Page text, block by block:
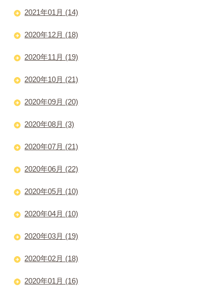
2021年01月 (14)
2020年12月 (18)
2020年11月 (19)
2020年10月 (21)
2020年09月 (20)
2020年08月 (3)
2020年07月 (21)
2020年06月 (22)
2020年05月 (10)
2020年04月 (10)
2020年03月 (19)
2020年02月 (18)
2020年01月 (16)